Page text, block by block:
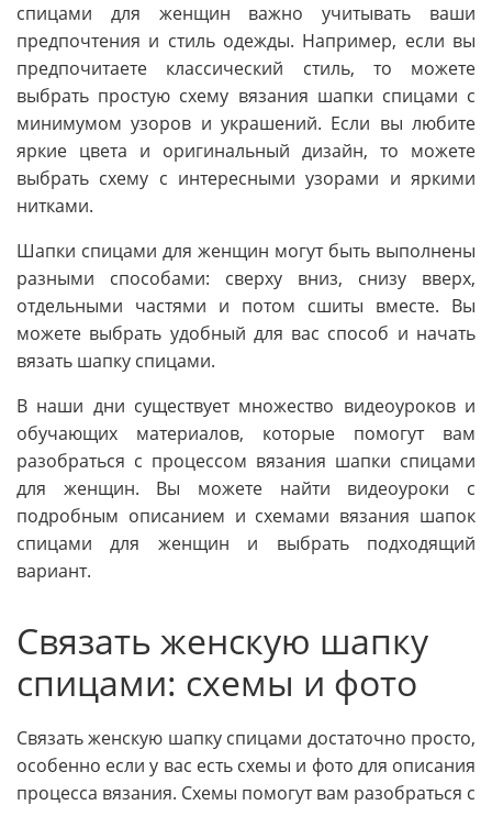
спицами для женщин важно учитывать ваши
предпочтения и стиль одежды. Например, если вы
предпочитаете классический стиль, то можете
выбрать простую схему вязания шапки спицами с
минимумом узоров и украшений. Если вы любите
яркие цвета и оригинальный дизайн, то можете
выбрать схему с интересными узорами и яркими
нитками.
Шапки спицами для женщин могут быть выполнены
разными способами: сверху вниз, снизу вверх,
отдельными частями и потом сшиты вместе. Вы
можете выбрать удобный для вас способ и начать
вязать шапку спицами.
В наши дни существует множество видеоуроков и
обучающих материалов, которые помогут вам
разобраться с процессом вязания шапки спицами
для женщин. Вы можете найти видеоуроки с
подробным описанием и схемами вязания шапок
спицами для женщин и выбрать подходящий
вариант.
Связать женскую шапку
спицами: схемы и фото
Связать женскую шапку спицами достаточно просто,
особенно если у вас есть схемы и фото для описания
процесса вязания. Схемы помогут вам разобраться с